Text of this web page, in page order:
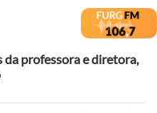
da professora e diretora,